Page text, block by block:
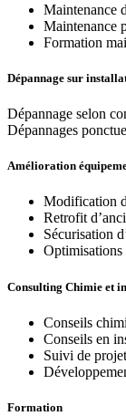
Maintenance
Maintenance
Formation
Dépannage sur
Dépannage selon
Dépannages
Amélioration
Modification
Retrofit
Sécurisation
Optimisations
Consulting Chimie et
Conseils
Conseils en
Suivi de
Formation